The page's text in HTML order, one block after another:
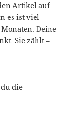
Artikel auf
es ist viel
Deine
Sie zählt –
die